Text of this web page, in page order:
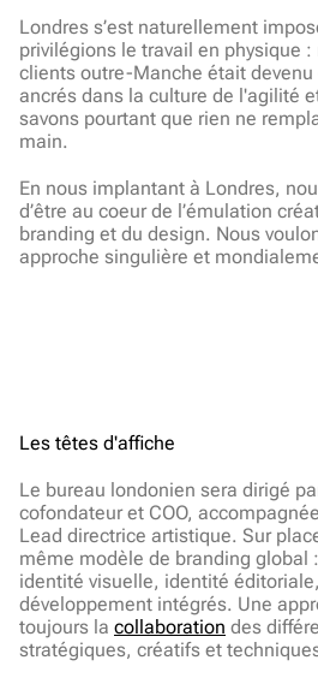
Londres s’est naturellement
privilégions le travail en physique
clients outre-Manche était
ancrés dans la culture de l'agilité
savons pourtant que rien ne
main.
En nous implantant à Londres,
d’être au coeur de l’émulation
branding et du design. Nous
approche singulière et
Les têtes d'affiche
Le bureau londonien sera dirigé
cofondateur et COO,
Lead directrice artistique. Sur
même modèle de branding global
identité visuelle, identité
développement intégrés. Une
toujours la collaboration des
stratégiques, créatifs et